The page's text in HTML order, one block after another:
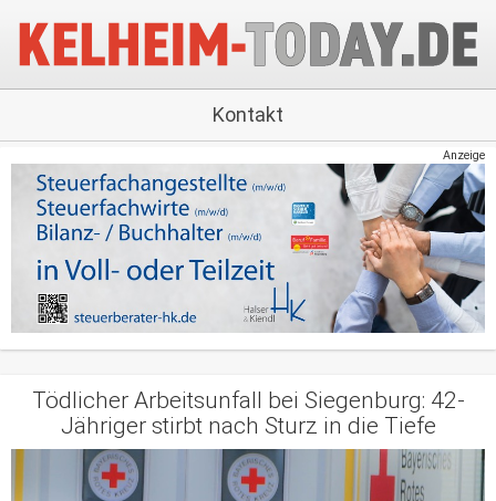
Kontakt
Anzeige
Tödlicher Arbeitsunfall bei Siegenburg: 42-
Jähriger stirbt nach Sturz in die Tiefe